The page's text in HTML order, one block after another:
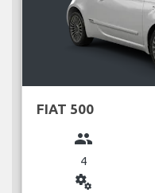
FIAT 500
group
4
miscellaneous_services